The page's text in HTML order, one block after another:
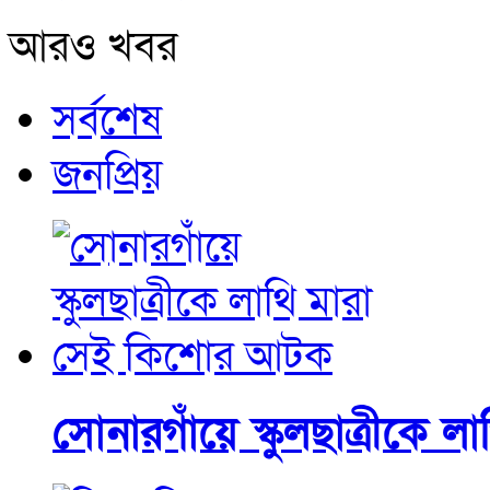
আরও খবর
সর্বশেষ
জনপ্রিয়
সোনারগাঁয়ে স্কুলছাত্রীকে